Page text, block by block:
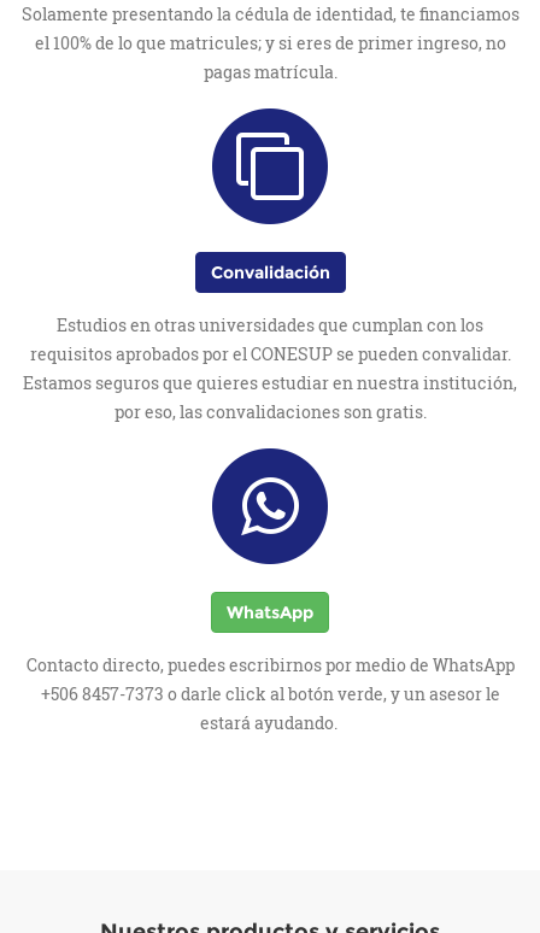
Solamente presentando la cédula de identidad, te financiamos
el 100% de lo que matricules; y si eres de primer ingreso, no
pagas matrícula.
Convalidación
Estudios en otras universidades que cumplan con los
requisitos aprobados por el CONESUP se pueden convalidar.
Estamos seguros que quieres estudiar en nuestra institución,
por eso, las convalidaciones son gratis.
WhatsApp
Contacto directo, puedes escribirnos por medio de WhatsApp
+506 8457-7373 o darle click al botón verde, y un asesor le
estará ayudando.